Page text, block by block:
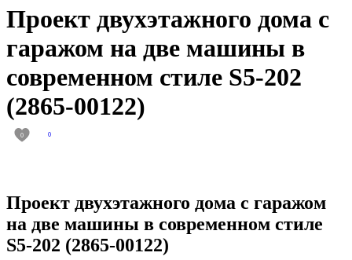
Проект двухэтажного дома с
гаражом на две машины в
современном стиле S5-202
(2865-00122)
0 0
Проект двухэтажного дома с гаражом
на две машины в современном стиле
S5-202 (2865-00122)